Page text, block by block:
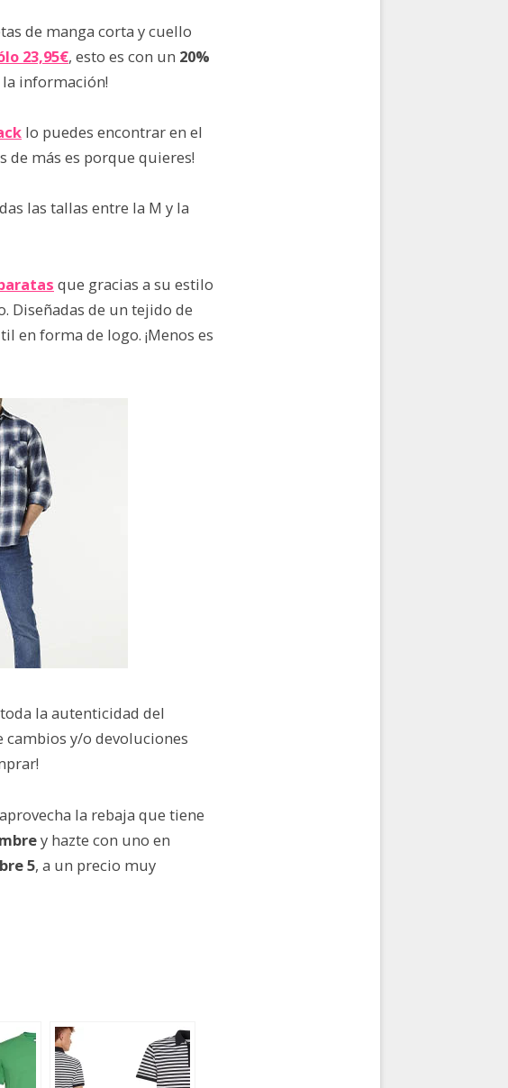
de manga corta y cuello
23,95€, esto es con un 20%
la información!
lo puedes encontrar en el
de más es porque quieres!
las tallas entre la M y la
que gracias a su estilo
Diseñadas de un tejido de
en forma de logo. ¡Menos es
la autenticidad del
cambios y/o devoluciones
la rebaja que tiene
y hazte con uno en
5, a un precio muy